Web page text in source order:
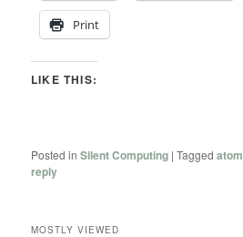
Print
LIKE THIS:
Posted in Silent Computing |Tagged atom
reply
MOSTLY VIEWED